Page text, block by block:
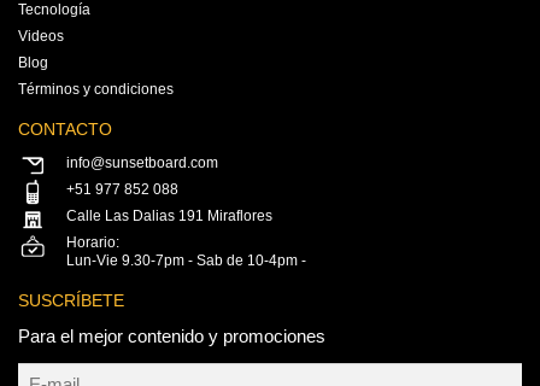
Tecnología
Videos
Blog
Términos y condiciones
CONTACTO
info@sunsetboard.com
+51 977 852 088
Calle Las Dalias 191 Miraflores
Horario:
Lun-Vie 9.30-7pm - Sab de 10-4pm -
SUSCRÍBETE
Para el mejor contenido y promociones